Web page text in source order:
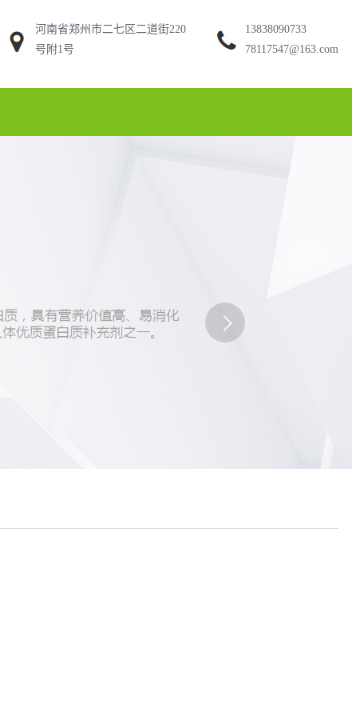
河南省郑州市二七区二道街220
号附1号
13838090733
78117547@163.com